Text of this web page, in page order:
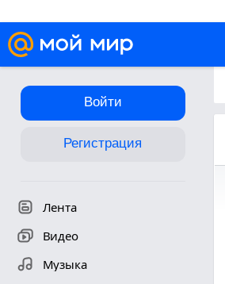
Войти
Регистрация
Лента
Видео
Музыка